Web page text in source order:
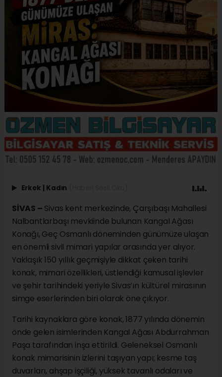
Erkek | Kadın
SİVAS – Sivas kent merkezinde, Çarşıbaşı Mahallesi
Nalbantlarbaşı mevkiinde bulunan Kangal Ağası
Konağı, Geç Osmanlı döneminden günümüze ulaşan
en önemli sivil mimari yapılar arasında yer alıyor.
Yaklaşık 150 yıllık geçmişiyle dikkat çeken tarihi
konak, mimari özellikleri, üstlendiği kamusal işlevler
ve şehir tarihindeki yeriyle Sivas’ın kültürel mirasının
simge eserlerinden biri olarak öne çıkıyor.
Tarihi kaynaklara göre konak, 1877 yılında dönemin
önde gelen isimlerinden Kangal Ağası Abdurrahman
Paşa tarafından inşa ettirildi. Geleneksel Osmanlı
konak mimarisinin izlerini taşıyan yapı; kesme taş
duvarları, ahşap işçiliği, yüksek tavanlı odaları ve